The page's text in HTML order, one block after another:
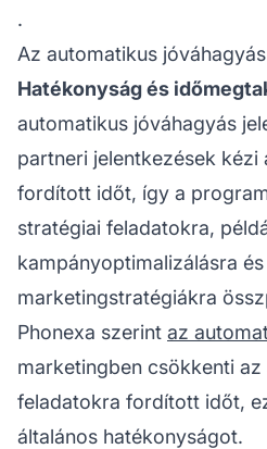
.
Az automatikus
Hatékonyság és
automatikus jóváhagyás
partneri jelentkezések kézi
fordított időt, így a
stratégiai feladatokra,
kampányoptimalizálásra
marketingstratégiákra
Phonexa szerint az
marketingben csökkenti
feladatokra fordított időt,
általános hatékonyságot.